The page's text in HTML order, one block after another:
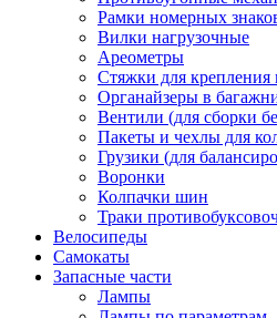
Рамки номерных
Вилки нагрузочные
Ареометры
Стяжки для крепления
Органайзеры в
Вентили (для сборки
Пакеты и чехлы для
Грузики (для
Воронки
Колпачки шин
Траки
Велосипеды
Самокаты
Запасные части
Лампы